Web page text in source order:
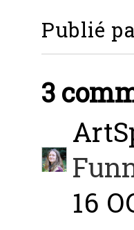
Publié
3
16